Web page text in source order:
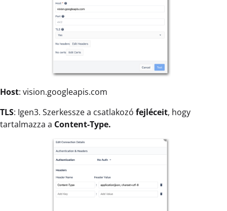
Host: vision.googleapis.com
TLS: Igen3. Szerkessze a csatlakozó fejléceit, hogy
tartalmazza a Content-Type.